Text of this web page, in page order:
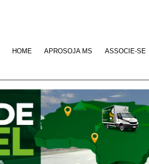
HOME APROSOJA MS ASSOCIE-SE